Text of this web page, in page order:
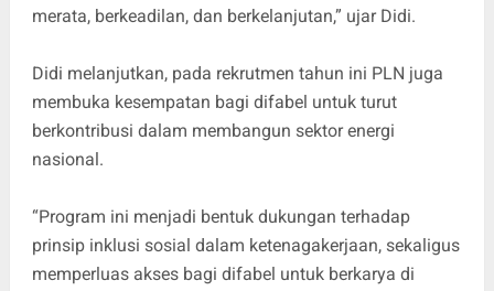
merata, berkeadilan, dan berkelanjutan,” ujar Didi.
Didi melanjutkan, pada rekrutmen tahun ini PLN juga
membuka kesempatan bagi difabel untuk turut
berkontribusi dalam membangun sektor energi
nasional.
“Program ini menjadi bentuk dukungan terhadap
prinsip inklusi sosial dalam ketenagakerjaan, sekaligus
memperluas akses bagi difabel untuk berkarya di